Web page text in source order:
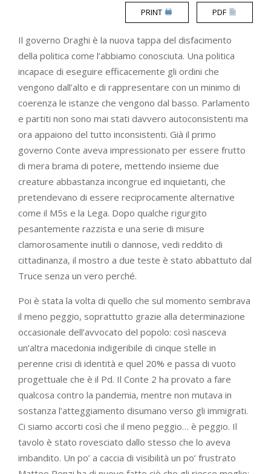
PRINT PDF
Il governo Draghi è la nuova tappa del disfacimento
della politica come l’abbiamo conosciuta. Una politica
incapace di eseguire efficacemente gli ordini che
vengono dall’alto e di rappresentare con un minimo di
coerenza le istanze che vengono dal basso. Parlamento
e partiti non sono mai stati davvero autoconsistenti ma
ora appaiono del tutto inconsistenti. Già il primo
governo Conte aveva impressionato per essere frutto
di mera brama di potere, mettendo insieme due
creature abbastanza incongrue ed inquietanti, che
pretendevano di essere reciprocamente alternative
come il M5s e la Lega. Dopo qualche rigurgito
pesantemente razzista e una serie di misure
clamorosamente inutili o dannose, vedi reddito di
cittadinanza, il mostro a due teste è stato abbattuto dal
Truce senza un vero perché.
Poi è stata la volta di quello che sul momento sembrava
il meno peggio, soprattutto grazie alla determinazione
occasionale dell’avvocato del popolo: così nasceva
un’altra macedonia indigeribile di cinque stelle in
perenne crisi di identità e quel 20% e passa di vuoto
progettuale che è il Pd. Il Conte 2 ha provato a fare
qualcosa contro la pandemia, mentre non mutava in
sostanza l’atteggiamento disumano verso gli immigrati.
Ci siamo accorti così che il meno peggio… è peggio. Il
tavolo è stato rovesciato dallo stesso che lo aveva
imbandito. Un po’ a caccia di visibilità un po’ frustrato